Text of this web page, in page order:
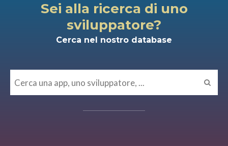
Sei alla ricerca di uno
sviluppatore?
Cerca nel nostro database